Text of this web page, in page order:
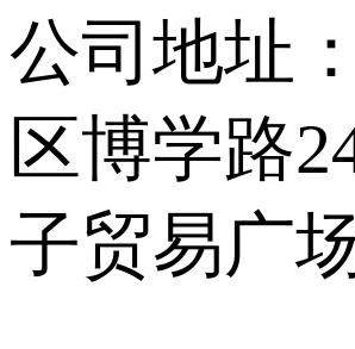
公司地址
区博学路
子贸易广